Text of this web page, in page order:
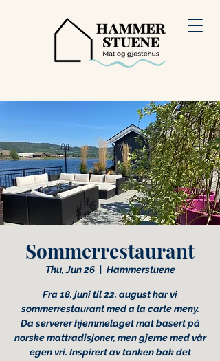
Sommerrestaurant
Thu, Jun 26
  |
Hammerstuene
Fra 18. juni til 22. august har vi
sommerrestaurant med a la carte meny.
Da serverer hjemmelaget mat basert på
norske mattradisjoner, men gjerne med vår
egen vri. Inspirert av tanken bak det